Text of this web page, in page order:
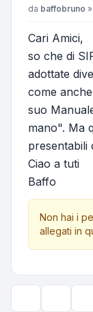
Messaggio
da baffobruno »
Cari Amici,
so che di
adottate
come
suo
mano". Ma
presentabili
Ciao a tuti
Baffo
Non hai i
allegati in